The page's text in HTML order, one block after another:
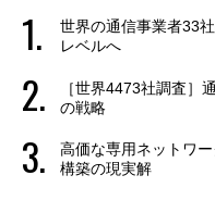
世界の通信事業者33
レベルへ
［世界4473社調査］
の戦略
高価な専用ネットワ
構築の現実解